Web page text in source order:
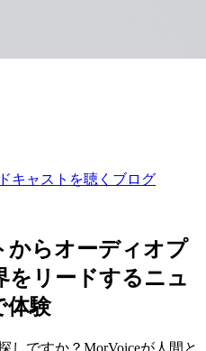
キャストを聴く ブログ
からオーディオプ
をリードするニュ
体験
しですか？MorVoiceが人間と